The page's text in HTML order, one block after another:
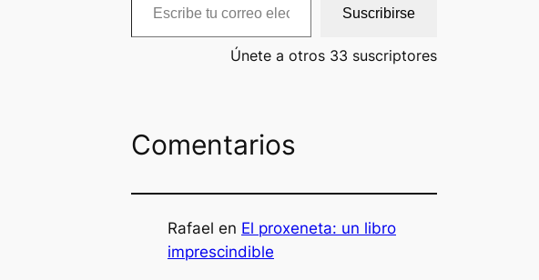
Suscribirse
Únete a otros 33 suscriptores
Comentarios
Rafael en El proxeneta: un libro
imprescindible